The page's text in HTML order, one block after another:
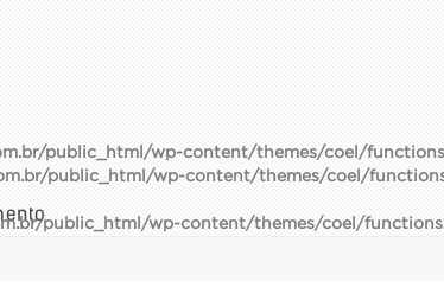
public_html/wp-content/themes/coel/
public_html/wp-content/themes/coel/
public_html/wp-content/themes/coel/